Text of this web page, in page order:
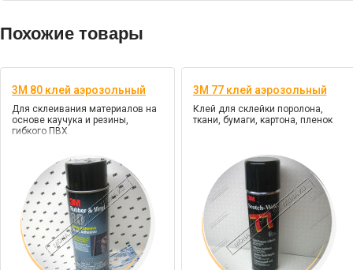
Похожие товары
3M 80 клей аэрозольный
Для склеивания материалов на
основе каучука и резины,
гибкого ПВХ
3M 77 клей аэрозольный
Клей для склейки поролона,
ткани, бумаги, картона, пленок